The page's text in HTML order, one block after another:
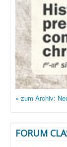
» zum Archiv:
FORUM